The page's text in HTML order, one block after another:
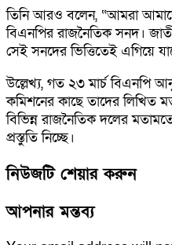
তিনি আরও বলেন, “আমরা
বিএনপির রাজনৈতিক সনদ।
সেই সনদের ভিত্তিতেই এগিয়ে
উল্লেখ্য, গত ২৩ মার্চ বিএনপি
কমিশনের কাছে তাদের লিখিত
বিভিন্ন রাজনৈতিক দলের
প্রস্তুতি নিচ্ছে।
নিউজটি শেয়ার করুন
আপনার মন্তব্য